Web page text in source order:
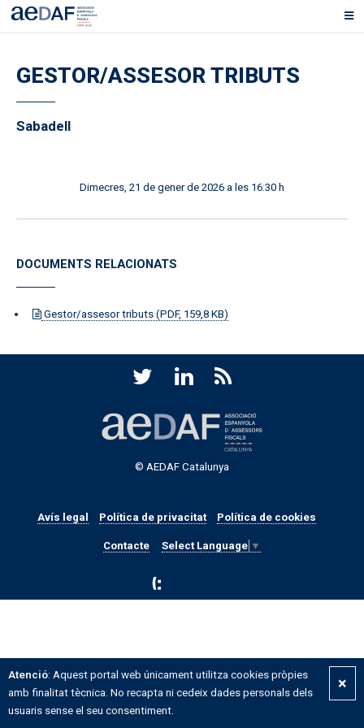
GESTOR/ASSESOR TRIBUTS
Sabadell
Dimecres, 21 de gener de 2026 a les 16:30 h
DOCUMENTS RELACIONATS
Gestor/assesor tributs (PDF, 159,8 KB)
© AEDAF Catalunya
Avís legal Política de privacitat Política de cookies
Contacte Select Language ▼
×
Atenció: Aquest portal web únicament utilitza cookies pròpies
amb finalitat tècnica. No recapta ni cedeix dades personals dels
usuaris sense el seu consentiment.